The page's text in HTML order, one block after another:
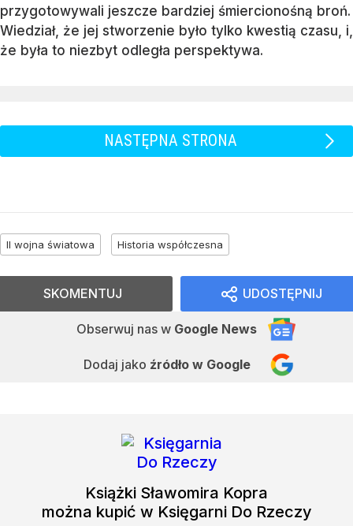
przygotowywali jeszcze bardziej śmiercionośną broń.
Wiedział, że jej stworzenie było tylko kwestią czasu, i,
że była to niezbyt odległa perspektywa.
NASTĘPNA STRONA
II wojna światowa Historia współczesna
UDOSTĘPNIJ
Obserwuj nas w Google News
Dodaj jako źródło w Google
SKOMENTUJ
Książki Sławomira Kopra
można kupić w Księgarni Do Rzeczy